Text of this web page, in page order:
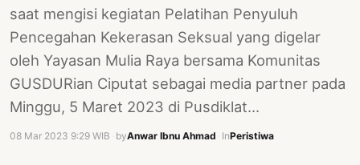
saat mengisi kegiatan Pelatihan Penyuluh
Pencegahan Kekerasan Seksual yang digelar
oleh Yayasan Mulia Raya bersama Komunitas
GUSDURian Ciputat sebagai media partner pada
Minggu, 5 Maret 2023 di Pusdiklat…
08 Mar 2023 9:29 WIB byAnwar Ibnu Ahmad InPeristiwa